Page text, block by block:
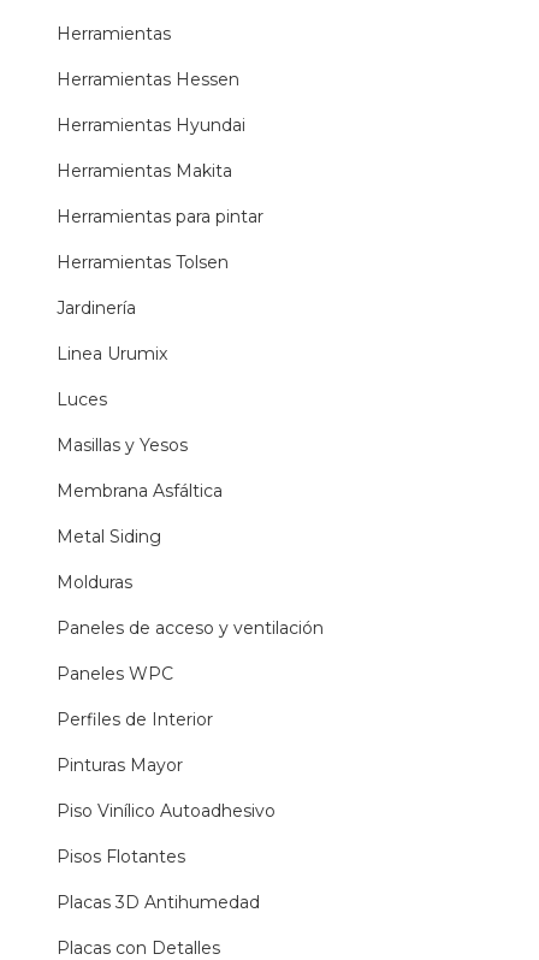
Herramientas
Herramientas Hessen
Herramientas Hyundai
Herramientas Makita
Herramientas para pintar
Herramientas Tolsen
Jardinería
Linea Urumix
Luces
Masillas y Yesos
Membrana Asfáltica
Metal Siding
Molduras
Paneles de acceso y ventilación
Paneles WPC
Perfiles de Interior
Pinturas Mayor
Piso Vinílico Autoadhesivo
Pisos Flotantes
Placas 3D Antihumedad
Placas con Detalles